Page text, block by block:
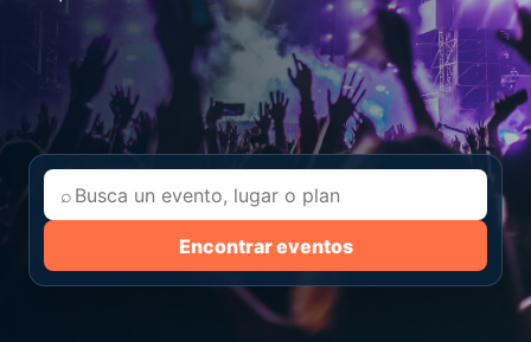
⌕
Encontrar eventos